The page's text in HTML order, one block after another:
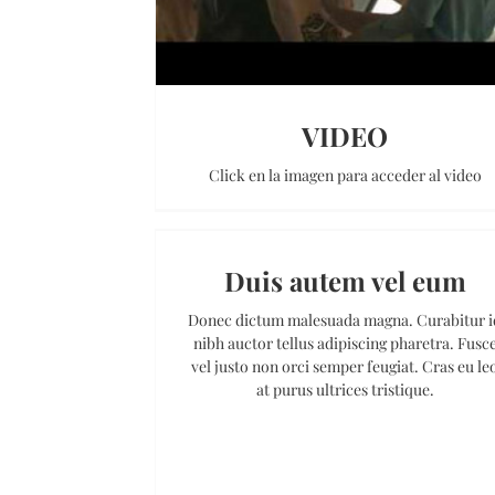
VIDEO
Click en la imagen para acceder al video
Duis autem vel eum
Donec dictum malesuada magna. Curabitur
nibh auctor tellus adipiscing pharetra.
vel justo non orci semper feugiat. Cras eu
at purus ultrices tristique.